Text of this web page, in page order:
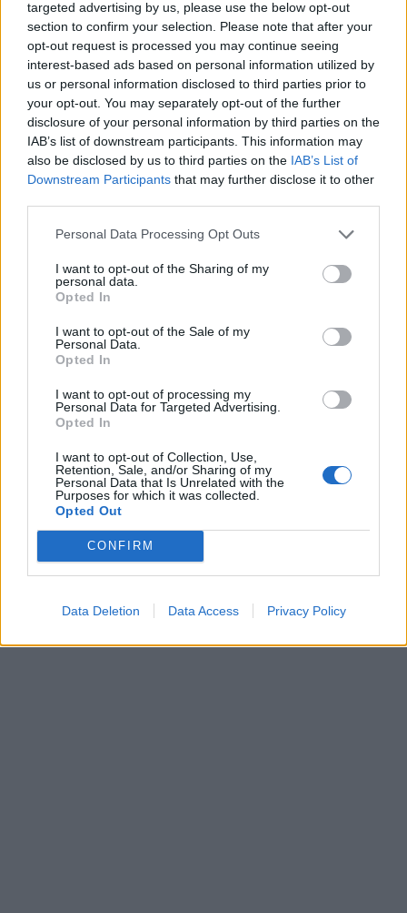
targeted advertising by us, please use the below opt-out
section to confirm your selection. Please note that after your
opt-out request is processed you may continue seeing
interest-based ads based on personal information utilized by
us or personal information disclosed to third parties prior to
your opt-out. You may separately opt-out of the further
disclosure of your personal information by third parties on the
IAB’s list of downstream participants. This information may
also be disclosed by us to third parties on the IAB’s List of
Downstream Participants that may further disclose it to other
Personal Data Processing Opt Outs
I want to opt-out of the Sharing of my
personal data.
Opted In
I want to opt-out of the Sale of my
Personal Data.
Opted In
I want to opt-out of processing my
Personal Data for Targeted Advertising.
Opted In
I want to opt-out of Collection, Use,
Retention, Sale, and/or Sharing of my
Personal Data that Is Unrelated with the
Purposes for which it was collected.
Opted Out
CONFIRM
Data Deletion Data Access Privacy Policy
In evidenza